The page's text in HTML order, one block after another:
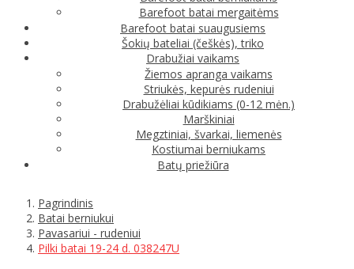
Barefoot batai mergaitėms
Barefoot batai suaugusiems
Šokių bateliai (češkės), triko
Drabužiai vaikams
Žiemos apranga vaikams
Striukės, kepurės rudeniui
Drabužėliai kūdikiams (0-12 mėn.)
Marškiniai
Megztiniai, švarkai, liemenės
Kostiumai berniukams
Batų priežiūra
Pagrindinis
Batai berniukui
Pavasariui - rudeniui
Pilki batai 19-24 d. 038247U